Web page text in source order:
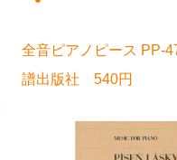
全音ピアノピース PP-
譜出版社 540円